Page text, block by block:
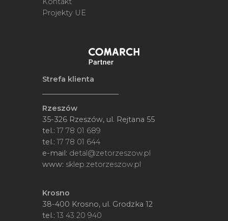
Projekty UE
Strefa klienta
Rzeszów
35-326 Rzeszów, ul. Rejtana 55
tel.:17 78 01 689
tel.:17 78 01 644
e-mail: detal@zetorzeszow.pl
www: sklep.zetorzeszow.pl
Krosno
38-400 Krosno, ul. Grodzka 12
tel.:13 43 20 940